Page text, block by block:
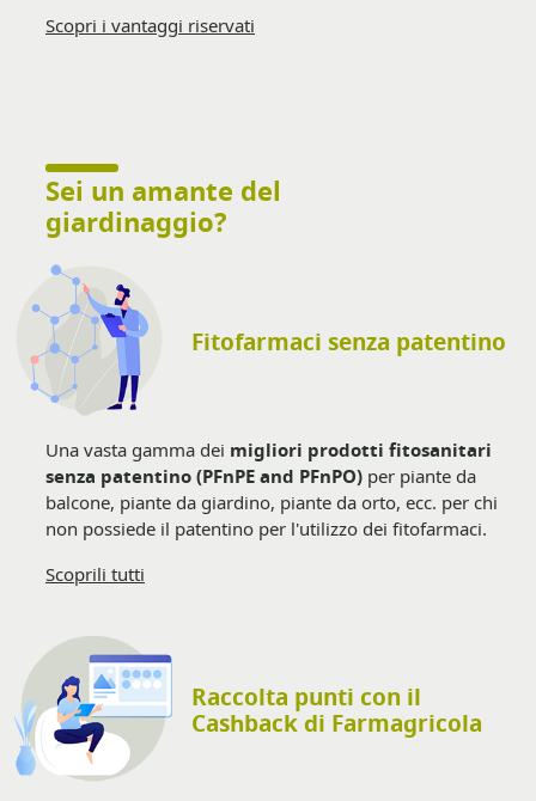
Scopri i vantaggi riservati
Sei un amante del
giardinaggio?
Fitofarmaci senza patentino
Una vasta gamma dei migliori prodotti fitosanitari
senza patentino (PFnPE and PFnPO) per piante da
balcone, piante da giardino, piante da orto, ecc. per chi
non possiede il patentino per l'utilizzo dei fitofarmaci.
Scoprili tutti
Raccolta punti con il
Cashback di Farmagricola